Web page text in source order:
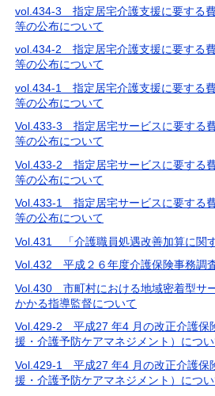
vol.434-3 指定居宅介護支援に要する
等の公布について
vol.434-2 指定居宅介護支援に要する
等の公布について
vol.434-1 指定居宅介護支援に要する
等の公布について
Vol.433-3 指定居宅サービスに要する
等の公布について
Vol.433-2 指定居宅サービスに要する
等の公布について
Vol.433-1 指定居宅サービスに要する
等の公布について
Vol.431 「介護職員処遇改善加算に関
Vol.432 平成２６年度介護保険事務調
Vol.430 市町村における地域密着型サ
かかる指導監督について
Vol.429-2 平成27 年4 月の改正介護保
援・介護予防ケアマネジメント）につ
Vol.429-1 平成27 年4 月の改正介護保
援・介護予防ケアマネジメント）につ